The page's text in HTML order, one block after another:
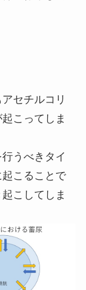
セチルコリ
こってしま
うべきタイ
こることで
こしてしま